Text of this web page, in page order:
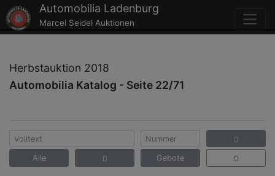
Automobilia Ladenburg
Marcel Seidel Auktionen
Herbstauktion 2018
Automobilia Katalog - Seite 22/71
Alle Gebote